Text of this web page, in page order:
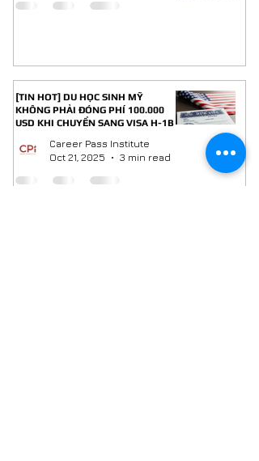
[TIN HOT] DU HỌC SINH MỸ
KHÔNG PHẢI ĐÓNG PHÍ 100.000
USD KHI CHUYỂN SANG VISA H-1B
Career Pass Institute
Oct 21, 2025
3 min read